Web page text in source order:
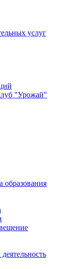
услуг
"Урожай"
образования